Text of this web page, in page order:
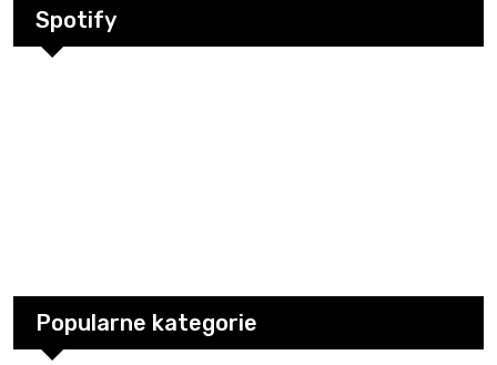
Spotify
Popularne kategorie